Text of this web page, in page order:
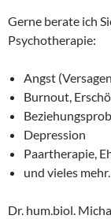
Gerne berate ich
Psychotherapie:
Angst
Burnout,
Depression
Paartherapie,
und vieles mehr.
Dr. hum.biol.